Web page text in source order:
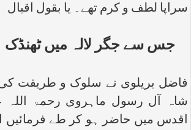
سراپا لطف و کرم تھے۔ یا بقول اقبال
جس سے جگر لالہ میں ٹھنڈک
فاضل بریلوی نے سلوک و طریقت
شاہ آل رسول ماہروی رحمۃ
اقدس میں حاضر ہو کر طے